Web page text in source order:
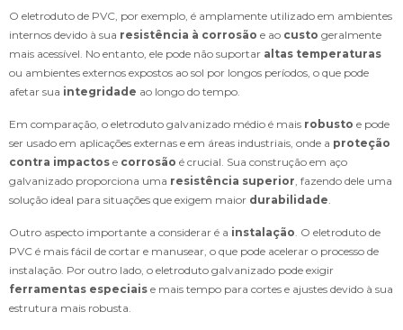
O eletroduto de PVC, por exemplo, é amplamente utilizado em ambientes
internos devido à sua resistência à corrosão e ao custo geralmente
mais acessível. No entanto, ele pode não suportar altas temperaturas
ou ambientes externos expostos ao sol por longos períodos, o que pode
afetar sua integridade ao longo do tempo.
Em comparação, o eletroduto galvanizado médio é mais robusto e pode
ser usado em aplicações externas e em áreas industriais, onde a proteção
contra impactos e corrosão é crucial. Sua construção em aço
galvanizado proporciona uma resistência superior, fazendo dele uma
solução ideal para situações que exigem maior durabilidade.
Outro aspecto importante a considerar é a instalação. O eletroduto de
PVC é mais fácil de cortar e manusear, o que pode acelerar o processo de
instalação. Por outro lado, o eletroduto galvanizado pode exigir
ferramentas especiais e mais tempo para cortes e ajustes devido à sua
estrutura mais robusta.